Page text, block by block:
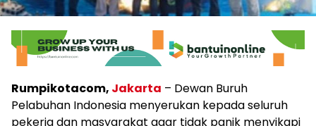
Rumpikotacom, Jakarta – Dewan Buruh
Pelabuhan Indonesia menyerukan kepada seluruh
pekerja dan masyarakat agar tidak panik menyikapi